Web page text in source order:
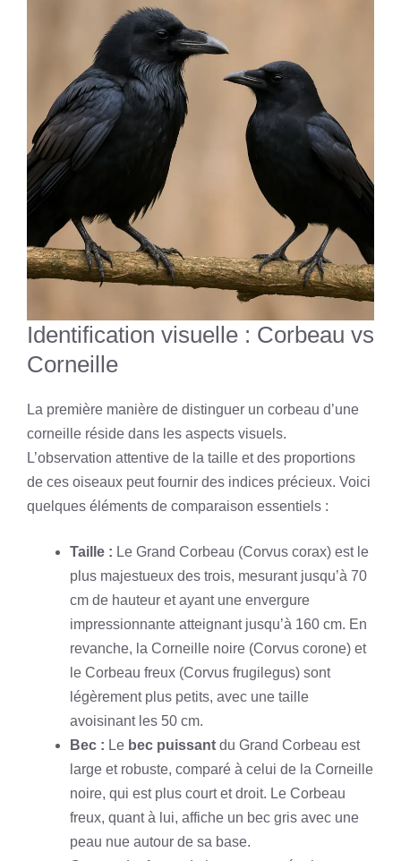
Identification visuelle : Corbeau vs
Corneille
La première manière de distinguer un corbeau d’une
corneille réside dans les aspects visuels.
L’observation attentive de la taille et des proportions
de ces oiseaux peut fournir des indices précieux. Voici
quelques éléments de comparaison essentiels :
Taille : Le Grand Corbeau (Corvus corax) est le
plus majestueux des trois, mesurant jusqu’à 70
cm de hauteur et ayant une envergure
impressionnante atteignant jusqu’à 160 cm. En
revanche, la Corneille noire (Corvus corone) et
le Corbeau freux (Corvus frugilegus) sont
légèrement plus petits, avec une taille
avoisinant les 50 cm.
Bec : Le bec puissant du Grand Corbeau est
large et robuste, comparé à celui de la Corneille
noire, qui est plus court et droit. Le Corbeau
freux, quant à lui, affiche un bec gris avec une
peau nue autour de sa base.